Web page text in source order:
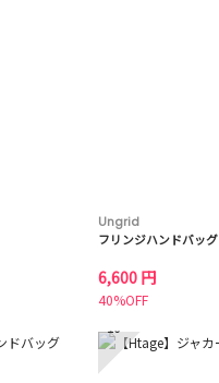
Ungrid
フリンジハンドバッグ
6,600 円
40%OFF
10